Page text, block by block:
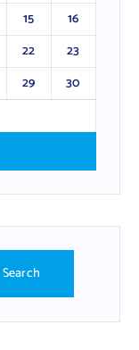
15
16
22
23
29
30